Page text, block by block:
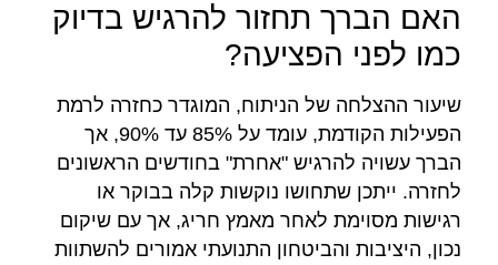
האם הברך תחזור להרגיש בדיוק
כמו לפני הפציעה?
שיעור ההצלחה של הניתוח, המוגדר כחזרה לרמת
הפעילות הקודמת, עומד על 85% עד 90%, אך
הברך עשויה להרגיש "אחרת" בחודשים הראשונים
לחזרה. ייתכן שתחושו נוקשות קלה בבוקר או
רגישות מסוימת לאחר מאמץ חריג, אך עם שיקום
נכון, היציבות והביטחון התנועתי אמורים להשתוות